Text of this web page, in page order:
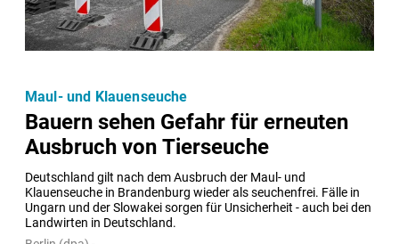
Bauern sehen Gefahr für erneuten
Ausbruch von Tierseuche
Deutschland gilt nach dem Ausbruch der Maul- und
Klauenseuche in Brandenburg wieder als seuchenfrei. Fälle in
Ungarn und der Slowakei sorgen für Unsicherheit - auch bei den
Landwirten in Deutschland.
Maul- und Klauenseuche